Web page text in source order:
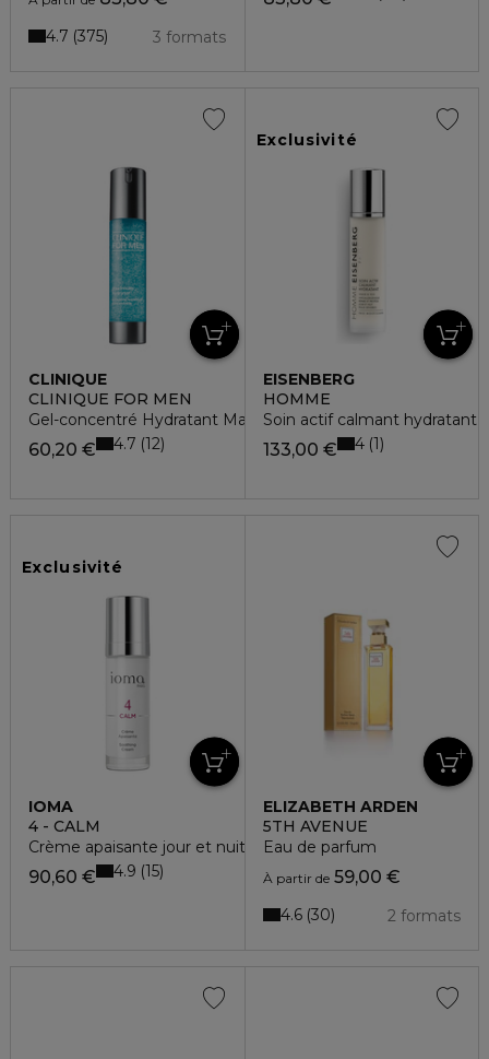
3 formats
4.7 375
CLINIQUE
CLINIQUE FOR MEN
Gel-concentré Hydratant Maximum
60,20 € 4.7 12
Exclusivité
EISENBERG
HOMME
Soin actif calmant hydratant
133,00 € 4 1
Exclusivité
IOMA
4 - CALM
Crème apaisante jour et nuit
90,60 € 4.9 15
ELIZABETH ARDEN
5TH AVENUE
Eau de parfum
À partir de59,00 €
2 formats
4.6 30